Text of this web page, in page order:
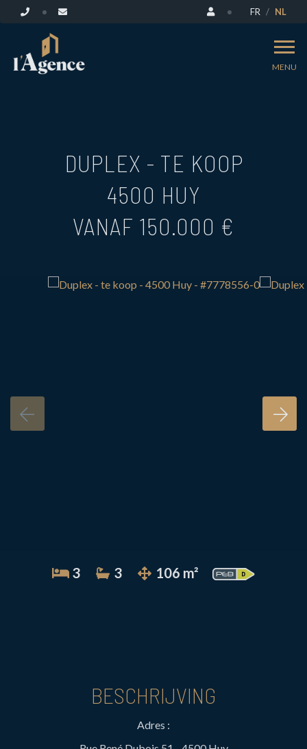
FR NL
MENU
DUPLEX - TE KOOP
4500 HUY
VANAF 150.000 €
3 3 106 m²
BESCHRIJVING
Adres :